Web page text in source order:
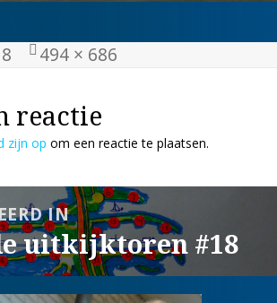
Volledige
494 × 686
reactie
zijn op om een reactie te plaatsen.
IN
uitkijktoren #18